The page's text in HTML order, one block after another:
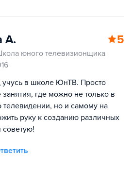
А. 5
юного телевизионщика
учусь в школе ЮнТВ. Просто
где можно не только в
телевидении, но и самому на
руку к созданию различных
советую!